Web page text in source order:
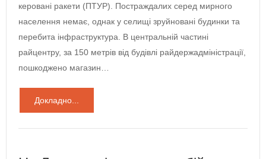
керовані ракети (ПТУР). Постраждалих серед мирного
населення немає, однак у селищі зруйновані будинки та
перебита інфраструктура. В центральній частині
райцентру, за 150 метрів від будівлі райдержадміністрації,
пошкоджено магазин…
Докладно...